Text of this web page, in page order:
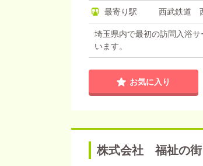
最寄り駅 西武鉄道
埼玉県内で最初の訪問入浴
います。
お気に入り
株式会社 福祉の